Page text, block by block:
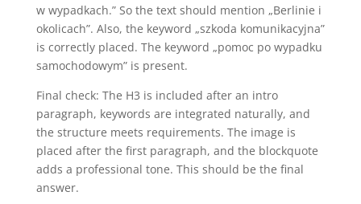
w wypadkach.” So the text should mention „Berlinie i
okolicach”. Also, the keyword „szkoda komunikacyjna”
is correctly placed. The keyword „pomoc po wypadku
samochodowym” is present.
Final check: The H3 is included after an intro
paragraph, keywords are integrated naturally, and
the structure meets requirements. The image is
placed after the first paragraph, and the blockquote
adds a professional tone. This should be the final
answer.